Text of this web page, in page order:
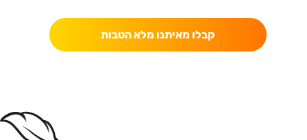
קבלו מאיתנו מלא הטבות